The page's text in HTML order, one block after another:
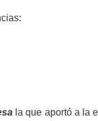
la que aportó a la